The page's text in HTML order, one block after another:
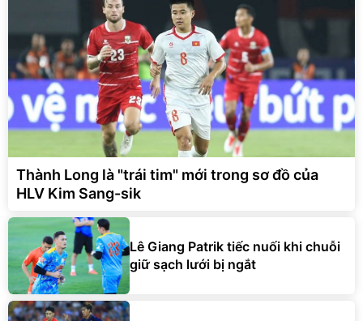
Thành Long là "trái tim" mới trong sơ đồ của
HLV Kim Sang-sik
Lê Giang Patrik tiếc nuối khi chuỗi
giữ sạch lưới bị ngắt